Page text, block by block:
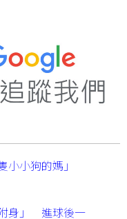
小小狗的媽」
身」 進球後一